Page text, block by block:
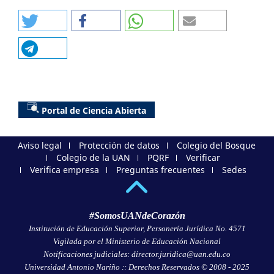
Portal de Ciencia Abierta
Aviso legal Protección de datos
Colegio del Bosque
Colegio de la UAN
PQRF
Verificar
Verifica empresa
Preguntas frecuentes Sedes
#SomosUANdeCorazón
Institución de Educación Superior, Personería Jurídica No. 4571
Vigilada por el Ministerio de Educación Nacional
Notificaciones judiciales: director.juridica@uan.edu.co
Universidad Antonio Nariño :: Derechos Reservados © 2008 - 2025